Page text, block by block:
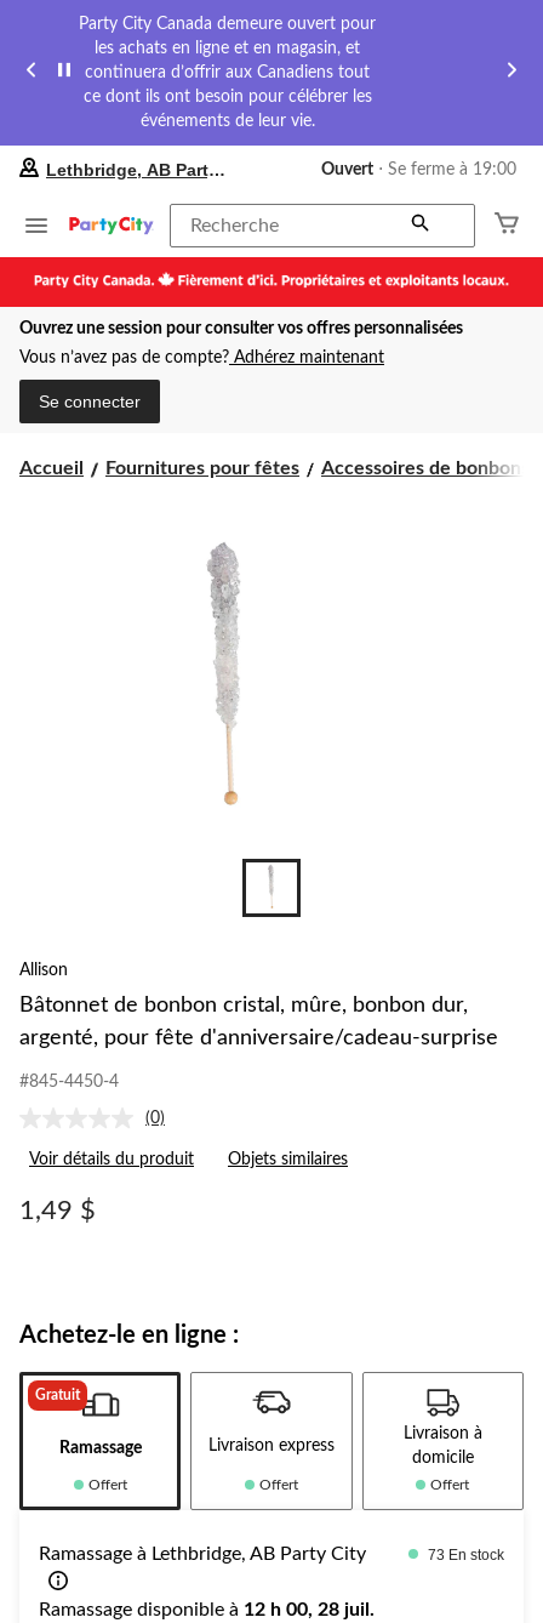
Party City Canada demeure ouvert pour
les achats en ligne et en magasin, et
continuera d’offrir aux Canadiens tout
ce dont ils ont besoin pour célébrer les
événements de leur vie.
préféré
Lethbridge,
Party
City,
courament
Ouvert,
cliquer
Lethbridge, AB Party City Ouvert ⋅ Se ferme à 19:00
Recherche
Ouvrez une session pour consulter vos offres personnalisées
Vous n’avez pas de compte? Adhérez maintenant
Se connecter
Accueil Fournitures pour fêtes Accessoires de bonbons
Allison
Bâtonnet de bonbon cristal, mûre, bonbon dur,
argenté, pour fête d'anniversaire/cadeau-surprise
#845-4450-4
Aucune
cote
pour
(0)
Voir détails du produit Objets similaires
1,49 $
Achetez-le en ligne :
Gratuit
Ramassage
Offert
Livraison express
Offert
Livraison à
domicile
Offert
Ramassage à Lethbridge, AB Party City 73 En stock
Ramassage disponible à 12 h 00, 28 juil.